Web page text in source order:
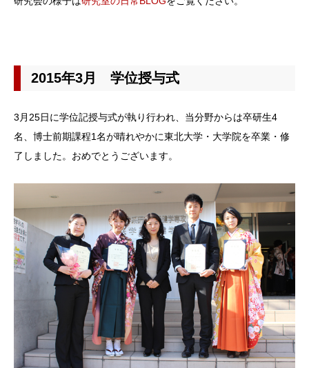
2015年3月 学位授与式
3月25日に学位記授与式が執り行われ、当分野からは卒研生4
名、博士前期課程1名が晴れやかに東北大学・大学院を卒業・修
了しました。おめでとうございます。